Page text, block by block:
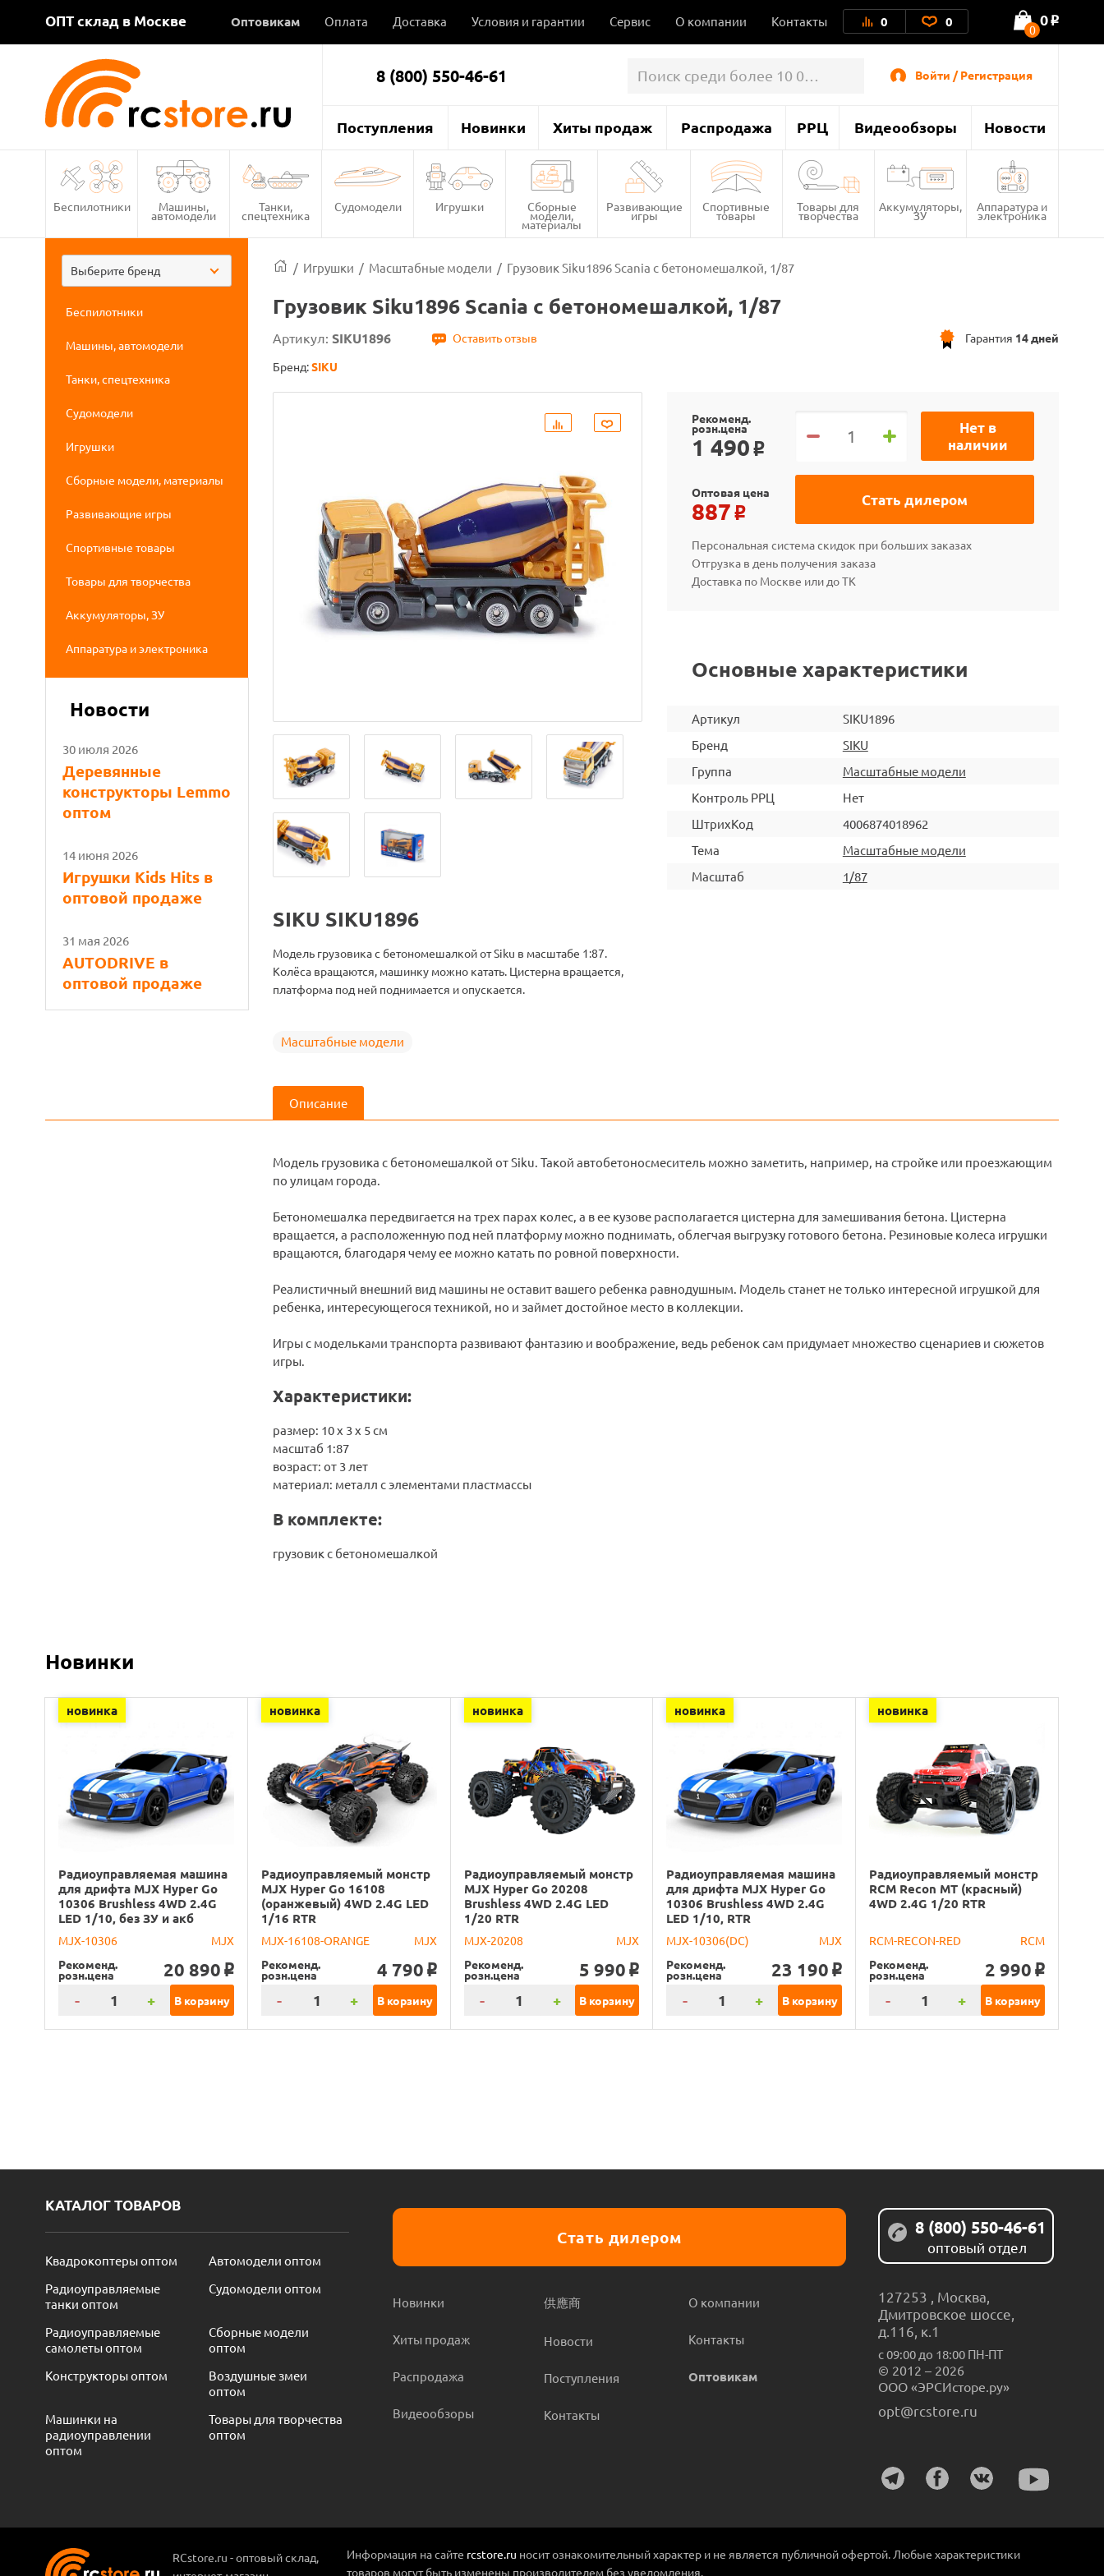
ОПТ склад в Москве Оптовикам Оплата Доставка Условия и гарантии Сервис О компании Контакты 0 0 0
0 o
8 (800) 550-46-61 Войти / Регистрация
Поступления Новинки Хиты продаж Распродажа РРЦ Видеообзоры Новости
Беспилотники Машины,
автомодели
Танки,
спецтехника
Судомодели Игрушки Сборные
модели,
материалы
Развивающие
игры
Спортивные
товары
Товары для
творчества
Аккумуляторы,
ЗУ
Аппаратура и
электроника
Выберите бренд
Беспилотники
Машины, автомодели
Танки, спецтехника
Судомодели
Игрушки
Сборные модели, материалы
Развивающие игры
Спортивные товары
Товары для творчества
Аккумуляторы, ЗУ
Аппаратура и электроника
Новости
30 июля 2026
Деревянные
конструкторы Lemmo
оптом
14 июня 2026
Игрушки Kids Hits в
оптовой продаже
31 мая 2026
AUTODRIVE в
оптовой продаже
/ Игрушки / Масштабные модели / Грузовик Siku1896 Scania с бетономешалкой, 1/87
Грузовик Siku1896 Scania с бетономешалкой, 1/87
Артикул: SIKU1896 Оставить отзыв Гарантия 14 дней
Бренд:SIKU
SIKU SIKU1896
Модель грузовика с бетономешалкой от Siku в масштабе 1:87.
Колёса вращаются, машинку можно катать. Цистерна вращается,
платформа под ней поднимается и опускается.
Масштабные модели
Рекоменд.
розн.цена
1 490 o
Нет в
наличии
Стать дилером
Оптовая цена
887 o
Персональная система скидок при больших заказах
Отгрузка в день получения заказа
Доставка по Москве или до ТК
Основные характеристики
Артикул
SIKU1896
Бренд
SIKU
Группа
Масштабные модели
Контроль РРЦ
Нет
ШтрихКод
4006874018962
Тема
Масштабные модели
Масштаб
1/87
Описание
Модель грузовика с бетономешалкой от Siku. Такой автобетоносмеситель можно заметить, например, на стройке или проезжающим
по улицам города.
Бетономешалка передвигается на трех парах колес, а в ее кузове располагается цистерна для замешивания бетона. Цистерна
вращается, а расположенную под ней платформу можно поднимать, облегчая выгрузку готового бетона. Резиновые колеса игрушки
вращаются, благодаря чему ее можно катать по ровной поверхности.
Реалистичный внешний вид машины не оставит вашего ребенка равнодушным. Модель станет не только интересной игрушкой для
ребенка, интересующегося техникой, но и займет достойное место в коллекции.
Игры с модельками транспорта развивают фантазию и воображение, ведь ребенок сам придумает множество сценариев и сюжетов
игры.
Характеристики:
размер: 10 х 3 х 5 см
масштаб 1:87
возраст: от 3 лет
материал: металл с элементами пластмассы
В комплекте:
грузовик с бетономешалкой
Новинки
новинка
Радиоуправляемая машина
для дрифта MJX Hyper Go
10306 Brushless 4WD 2.4G
LED 1/10, без ЗУ и акб
MJX-10306
MJX
Рекоменд.
розн.цена 20 890 o
- + В корзину
новинка
Радиоуправляемый монстр
MJX Hyper Go 16108
(оранжевый) 4WD 2.4G LED
1/16 RTR
MJX-16108-ORANGE
MJX
Рекоменд.
розн.цена 4 790 o
- + В корзину
новинка
Радиоуправляемый монстр
MJX Hyper Go 20208
Brushless 4WD 2.4G LED
1/20 RTR
MJX-20208
MJX
Рекоменд.
розн.цена 5 990 o
- + В корзину
новинка
Радиоуправляемая машина
для дрифта MJX Hyper Go
10306 Brushless 4WD 2.4G
LED 1/10, RTR
MJX-10306(DC)
MJX
Рекоменд.
розн.цена 23 190 o
- + В корзину
новинка
Радиоуправляемый монстр
RCM Recon MT (красный)
4WD 2.4G 1/20 RTR
RCM-RECON-RED
RCM
Рекоменд.
розн.цена 2 990 o
- + В корзину
КАТАЛОГ ТОВАРОВ
Квадрокоптеры оптом
Автомодели оптом
Радиоуправляемые
танки оптом
Судомодели оптом
Радиоуправляемые
самолеты оптом
Сборные модели
оптом
Конструкторы оптом
Воздушные змеи
оптом
Машинки на
радиоуправлении
оптом
Товары для творчества
оптом
Стать дилером
Новинки
Хиты продаж
Распродажа
Видеообзоры
供應商
Новости
Поступления
Контакты
О компании
Контакты
Оптовикам
8 (800) 550-46-61
оптовый отдел
127253 , Москва,
Дмитровское шоссе,
д.116, к.1
с 09:00 до 18:00 ПН-ПТ
© 2012 – 2026
ООО «ЭРСИсторе.ру»
opt@rcstore.ru
RCstore.ru - оптовый склад,
Информация на сайте rcstore.ru носит ознакомительный характер и не является публичной офертой. Любые характеристики
товаров могут быть изменены производителем без уведомления.